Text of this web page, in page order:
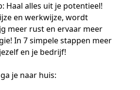
Haal alles uit je potentieel!
en werkwijze, wordt
meer rust en ervaar meer
In 7 simpele stappen meer
en je bedrijf!
je naar huis: